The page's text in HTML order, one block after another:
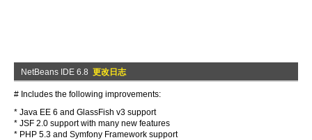
NetBeans IDE 6.8 更改日志
# Includes the following improvements:
* Java EE 6 and GlassFish v3 support
* JSF 2.0 support with many new features
* PHP 5.3 and Symfony Framework support